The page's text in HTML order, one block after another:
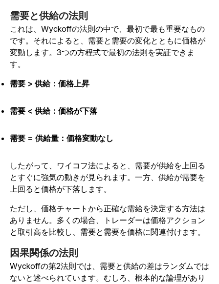
需要と供給の法則
これは、Wyckoffの法則の中で、最初で最も重要なもの
です。それによると、需要と需要の変化とともに価格が
変動します。3つの方程式で最初の法則を実証できま
す。
需要 > 供給：価格上昇
需要 < 供給：価格が下落
需要 = 供給量：価格変動なし
したがって、ワイコフ法によると、需要が供給を上回る
とすぐに強気の動きが見られます。一方、供給が需要を
上回ると価格が下落します。
ただし、価格チャートから正確な需給を決定する方法は
ありません。多くの場合、トレーダーは価格アクション
と取引高を比較し、需要と需要を価格に関連付けます。
因果関係の法則
Wyckoffの第2法則では、需要と供給の差はランダムでは
ないと述べられています。むしろ、根本的な論理があり